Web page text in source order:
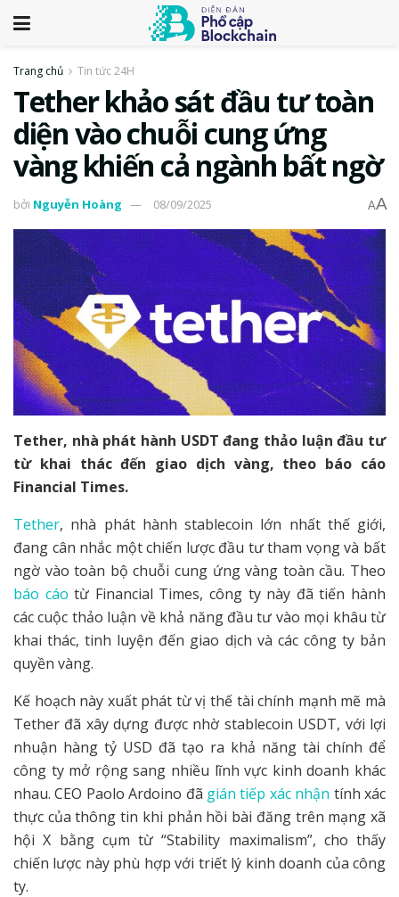
Trang chủ Tin tức 24H
Tether khảo sát đầu tư toàn
diện vào chuỗi cung ứng
vàng khiến cả ngành bất ngờ
bởi Nguyễn Hoàng 08/09/2025 AA
Tether, nhà phát hành USDT đang thảo luận đầu tư
từ khai thác đến giao dịch vàng, theo báo cáo
Financial Times.
Tether, nhà phát hành stablecoin lớn nhất thế giới,
đang cân nhắc một chiến lược đầu tư tham vọng và bất
ngờ vào toàn bộ chuỗi cung ứng vàng toàn cầu. Theo
báo cáo từ Financial Times, công ty này đã tiến hành
các cuộc thảo luận về khả năng đầu tư vào mọi khâu từ
khai thác, tinh luyện đến giao dịch và các công ty bản
quyền vàng.
Kế hoạch này xuất phát từ vị thế tài chính mạnh mẽ mà
Tether đã xây dựng được nhờ stablecoin USDT, với lợi
nhuận hàng tỷ USD đã tạo ra khả năng tài chính để
công ty mở rộng sang nhiều lĩnh vực kinh doanh khác
nhau. CEO Paolo Ardoino đã gián tiếp xác nhận tính xác
thực của thông tin khi phản hồi bài đăng trên mạng xã
hội X bằng cụm từ “Stability maximalism”, cho thấy
chiến lược này phù hợp với triết lý kinh doanh của công
ty.